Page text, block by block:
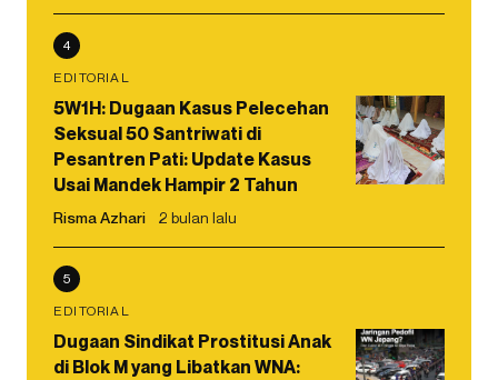
4
EDITORIAL
5W1H: Dugaan Kasus Pelecehan
Seksual 50 Santriwati di
Pesantren Pati: Update Kasus
Usai Mandek Hampir 2 Tahun
Risma Azhari 2 bulan lalu
5
EDITORIAL
Dugaan Sindikat Prostitusi Anak
di Blok M yang Libatkan WNA: